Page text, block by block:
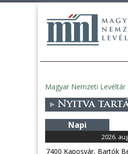
Jelenlegi
hely
Magyar Nemzeti Levéltár
Nyitva
Napi
2026.
7400 Kaposvár, Bartók